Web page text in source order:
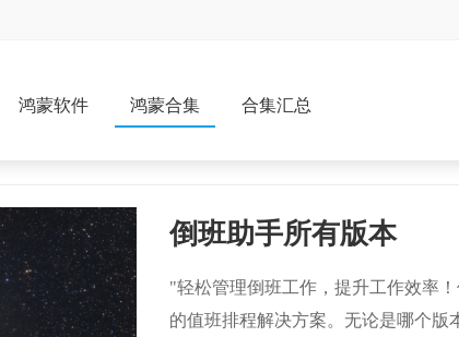
鸿蒙软件 鸿蒙合集 合集汇总
倒班助手所有版本
"轻松管理倒班工作，提升工作效率
的值班排程解决方案。无论是哪个版